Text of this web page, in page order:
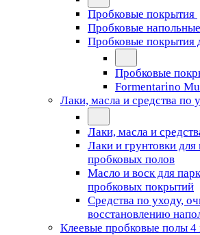
Пробковые покрытия
Пробковые
Пробковые покрытия
Пробковые
Formentarino
Лаки, масла и средства по
Лаки, масла и
Лаки и грунтовки для
пробковых полов
Масло и воск для
пробковых покрытий
Средства по уходу,
восстановлению
Клеевые пробковые полы